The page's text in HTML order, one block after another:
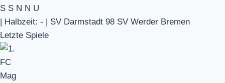
S S N N U
| Halbzeit: - | SV Darmstadt 98 SV Werder Bremen
Letzte Spiele